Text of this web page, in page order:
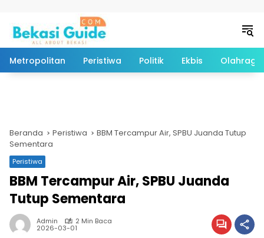
Metropolitan Peristiwa Politik Ekbis Olahraga
Beranda Peristiwa
BBM Tercampur Air, SPBU Juanda Tutup
Sementara
Peristiwa
BBM Tercampur Air, SPBU Juanda
Tutup Sementara
Admin 2 Min Baca
2026-03-01